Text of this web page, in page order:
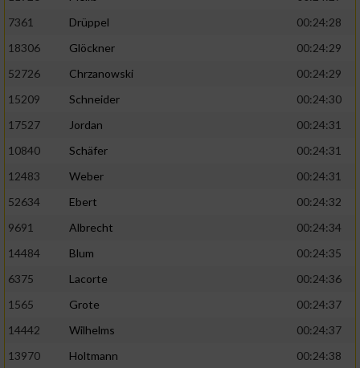
7361
Drüppel
00:24:28
18306
Glöckner
00:24:29
52726
Chrzanowski
00:24:29
15209
Schneider
00:24:30
17527
Jordan
00:24:31
10840
Schäfer
00:24:31
12483
Weber
00:24:31
52634
Ebert
00:24:32
9691
Albrecht
00:24:34
14484
Blum
00:24:35
6375
Lacorte
00:24:36
1565
Grote
00:24:37
14442
Wilhelms
00:24:37
13970
Holtmann
00:24:38